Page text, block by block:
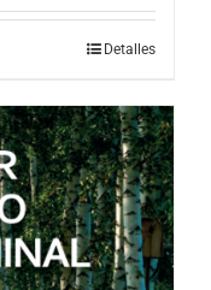
Detalles